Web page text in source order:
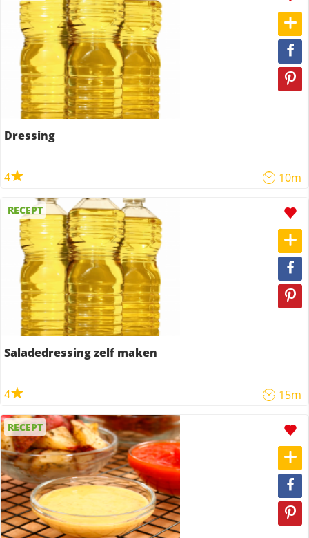
Dressing
4 10m
RECEPT
Saladedressing zelf maken
4 15m
RECEPT